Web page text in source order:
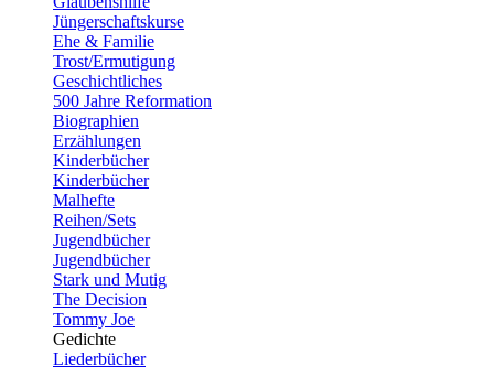
Jüngerschaftskurse
Ehe & Familie
Trost/Ermutigung
Geschichtliches
500 Jahre Reformation
Biographien
Erzählungen
Kinderbücher
Kinderbücher
Malhefte
Reihen/Sets
Jugendbücher
Jugendbücher
Stark und Mutig
The Decision
Tommy Joe
Gedichte
Liederbücher